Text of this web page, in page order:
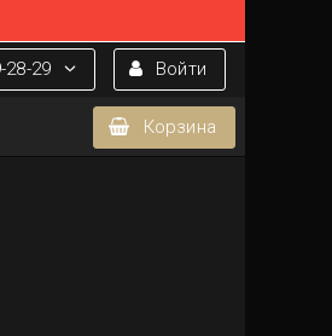
Войти
28-29
Корзина